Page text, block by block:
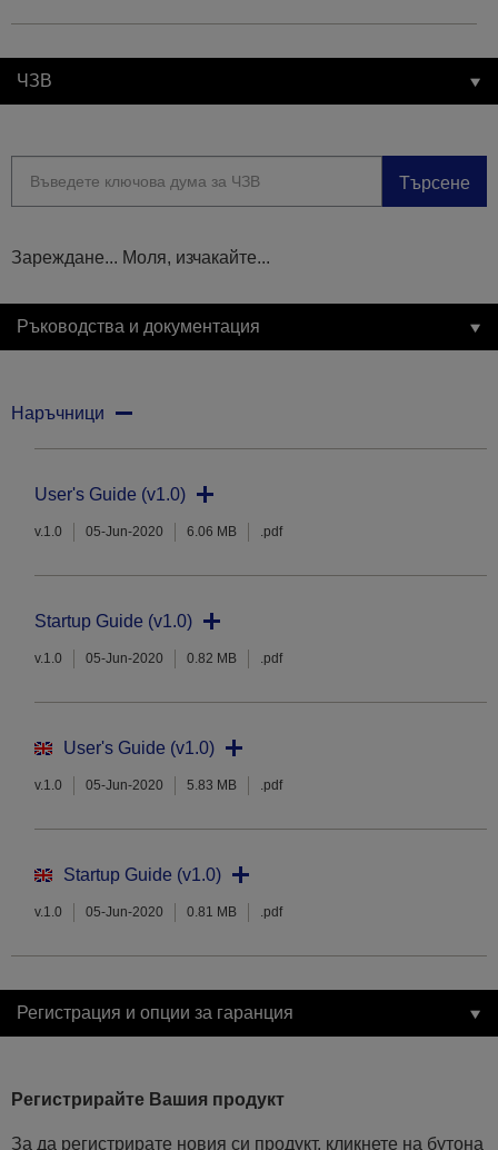
ЧЗВ
Търсене
Зареждане... Моля, изчакайте...
Ръководства и документация
Наръчници
User's Guide (v1.0)
v.1.0 05-Jun-2020 6.06 MB .pdf
Startup Guide (v1.0)
v.1.0 05-Jun-2020 0.82 MB .pdf
User's Guide (v1.0)
v.1.0 05-Jun-2020 5.83 MB .pdf
Startup Guide (v1.0)
v.1.0 05-Jun-2020 0.81 MB .pdf
Регистрация и опции за гаранция
Регистрирайте Вашия продукт
За да регистрирате новия си продукт, кликнете на бутона